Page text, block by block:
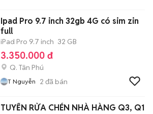
Ipad Pro 9.7 inch 32gb 4G có sim zin
full
iPad Pro 9.7 inch 32 GB
3.350.000 đ
Q. Tân Phú
T Nguyễn 2 đã bán
TUYỂN RỬA CHÉN NHÀ HÀNG Q3, Q1